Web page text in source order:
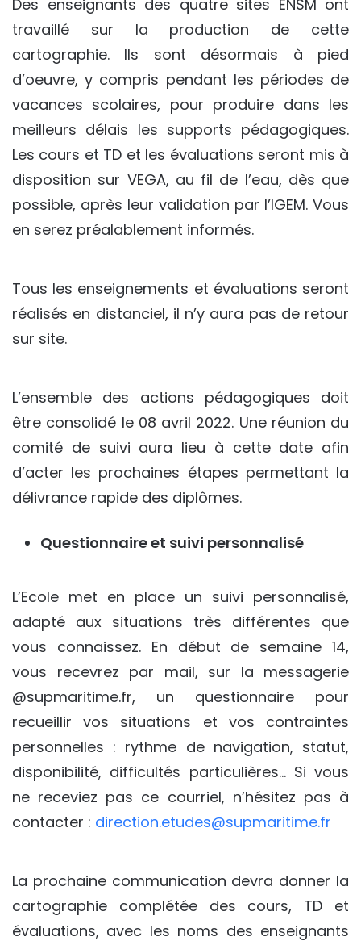
Des enseignants des quatre sites ENSM ont
travaillé sur la production de cette
cartographie. Ils sont désormais à pied
d’oeuvre, y compris pendant les périodes de
vacances scolaires, pour produire dans les
meilleurs délais les supports pédagogiques.
Les cours et TD et les évaluations seront mis à
disposition sur VEGA, au fil de l’eau, dès que
possible, après leur validation par l’IGEM. Vous
en serez préalablement informés.
Tous les enseignements et évaluations seront
réalisés en distanciel, il n’y aura pas de retour
sur site.
L’ensemble des actions pédagogiques doit
être consolidé le 08 avril 2022. Une réunion du
comité de suivi aura lieu à cette date afin
d’acter les prochaines étapes permettant la
délivrance rapide des diplômes.
Questionnaire et suivi personnalisé
L’Ecole met en place un suivi personnalisé,
adapté aux situations très différentes que
vous connaissez. En début de semaine 14,
vous recevrez par mail, sur la messagerie
@supmaritime.fr, un questionnaire pour
recueillir vos situations et vos contraintes
personnelles : rythme de navigation, statut,
disponibilité, difficultés particulières… Si vous
ne receviez pas ce courriel, n’hésitez pas à
contacter : direction.etudes@supmaritime.fr
La prochaine communication devra donner la
cartographie complétée des cours, TD et
évaluations, avec les noms des enseignants